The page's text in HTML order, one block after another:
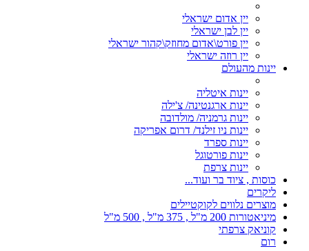
יין אדום ישראלי
יין לבן ישראלי
יין פורט\אדום מחוזק\קהור ישראלי
יין רוזה ישראלי
יינות מהעולם
יינות איטליה
יינות ארגנטינה/ צ'ילה
יינות גרמניה/ מולדובה
יינות ניו זילנד/ דרום אפריקה
יינות ספרד
יינות פורטוגל
יינות צרפת
כוסות , ציוד בר ועוד...
ליקרים
מוצרים נלווים לקוקטיילים
מיניאטורות 200 מ"ל , 375 מ"ל , 500 מ"ל
קוניאק צרפתי
רום